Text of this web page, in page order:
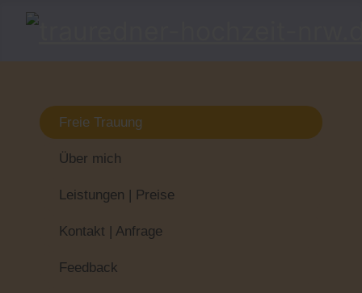
Freie Trauung
Über mich
Leistungen | Preise
Kontakt | Anfrage
Feedback